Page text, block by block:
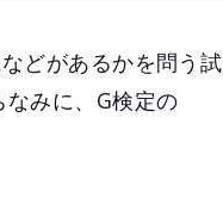
どがあるかを問う試
みに、G検定の